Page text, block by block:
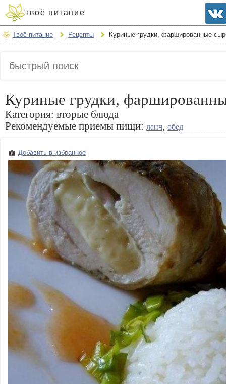
твоё питание
Твоё питание Рецепты Куриные грудки, фаршированные
Куриные грудки,
Категория: вторые блюда
Рекомендуемые приемы пищи: ланч, обед
Добавить в избранное